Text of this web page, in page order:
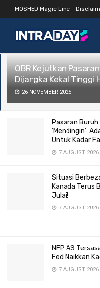
LATEST TRENDING
OBR Kejutkan
Dijangka Kekal Tinggi
26 NOVEMBER 2025
Pasaran Buruh
‘Mendingin’:
Untuk Kadar
7 AUGUST 2026
Situasi
Kanada Terus
Julai!
7 AUGUST 2026
NFP AS
Fed Naikkan
7 AUGUST 2026
MOSHED Magic Line